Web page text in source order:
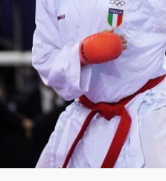
eventi
Dove siamo
Regionali
Società
Federazione
Società Sportive
Media
stampa
FIJLKAM
FIJLKAM
Athlon.net
ATHLON
Fotografica